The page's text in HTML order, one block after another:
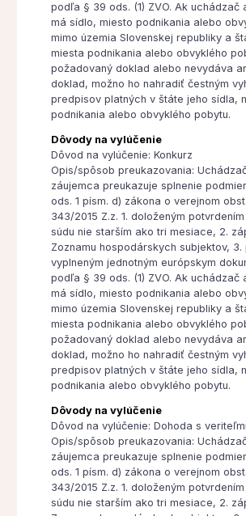
podľa § 39 ods. (1) ZVO. Ak uchádzač
má sídlo, miesto podnikania alebo
mimo územia Slovenskej republiky a
miesta podnikania alebo obvyklého
požadovaný doklad alebo nevydáva
doklad, možno ho nahradiť čestným
predpisov platných v štáte jeho sídla,
podnikania alebo obvyklého pobytu.
Dôvody na vylúčenie
Dôvod na vylúčenie: Konkurz
Opis/spôsob preukazovania:
záujemca preukazuje splnenie
ods. 1 písm. d) zákona o verejnom
343/2015 Z.z. 1. doloženým
súdu nie starším ako tri mesiace, 2.
Zoznamu hospodárskych subjektov, 3.
vyplneným jednotným európskym
podľa § 39 ods. (1) ZVO. Ak uchádzač
má sídlo, miesto podnikania alebo
mimo územia Slovenskej republiky a
miesta podnikania alebo obvyklého
požadovaný doklad alebo nevydáva
doklad, možno ho nahradiť čestným
predpisov platných v štáte jeho sídla,
podnikania alebo obvyklého pobytu.
Dôvody na vylúčenie
Dôvod na vylúčenie: Dohoda s veriteľmi
Opis/spôsob preukazovania:
záujemca preukazuje splnenie
ods. 1 písm. d) zákona o verejnom
343/2015 Z.z. 1. doloženým
súdu nie starším ako tri mesiace, 2.